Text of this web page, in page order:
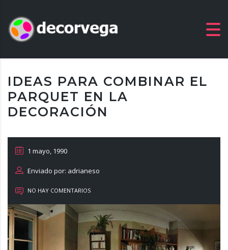
IDEAS PARA COMBINAR EL
PARQUET EN LA
DECORACIÓN
1 mayo, 1990
Enviado por: adrianeso
NO HAY COMENTARIOS